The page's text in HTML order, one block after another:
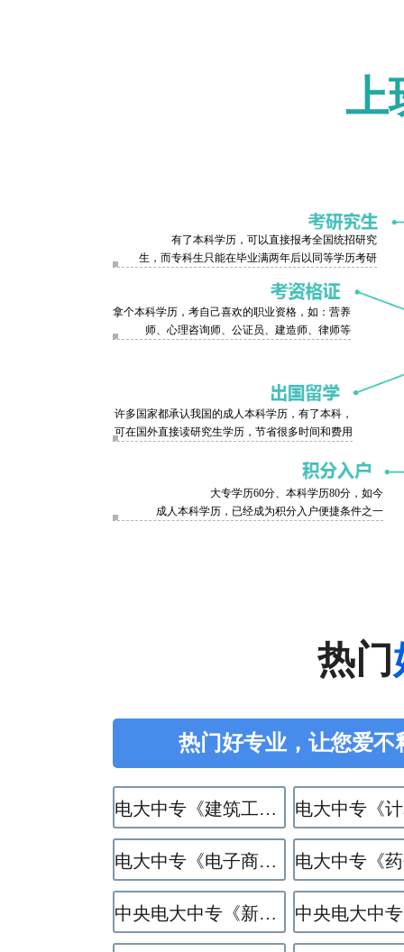
上
有了本科学历，可以直接报考全国统招研究
生，而专科生只能在毕业满两年后以同等学历考研
拿个本科学历，考自己喜欢的职业资格，如：营养
师、心理咨询师、公证员、建造师、律师等
许多国家都承认我国的成人本科学历，有了本科，
可在国外直接读研究生学历，节省很多时间和费用
大专学历60分、本科学历80分，如今
成人本科学历，已经成为积分入户便捷条件之一
热门
热门好专业，让您爱
电大中专《建筑工程施工》专业
电大中专《电子商务》专业
中央电大中专《新能源汽车运用与维修》专业